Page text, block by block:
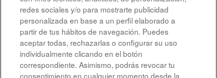
Aviso legal
redes sociales y/o para mostrarte publicidad
personalizada en base a un perfil elaborado a
partir de tus hábitos de navegación. Puedes
aceptar todas, rechazarlas o configurar su uso
individualmente clicando en el botón
correspondiente. Asimismo, podrás revocar tu
consentimiento en cualquier momento desde la